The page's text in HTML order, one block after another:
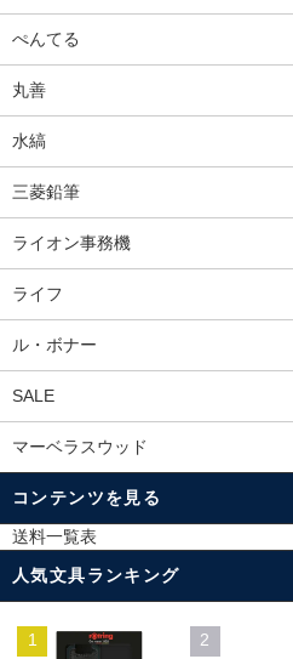
ぺんてる
丸善
水縞
三菱鉛筆
ライオン事務機
ライフ
ル・ボナー
SALE
マーベラスウッド
コンテンツを見る
送料一覧表
人気文具ランキング
1 2